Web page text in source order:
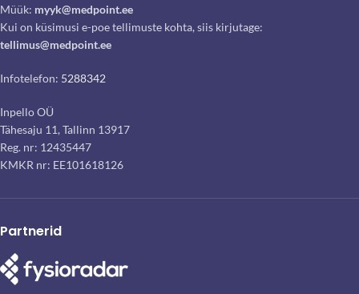
Müük: myyk@medpoint.ee
Kui on küsimusi e-poe tellimuste kohta, siis kirjutage:
tellimus@medpoint.ee
Infotelefon: 5288342
Inpello OÜ
Tähesaju 11, Tallinn 13917
Reg. nr: 12435447
KMKR nr: EE101618126
Partnerid